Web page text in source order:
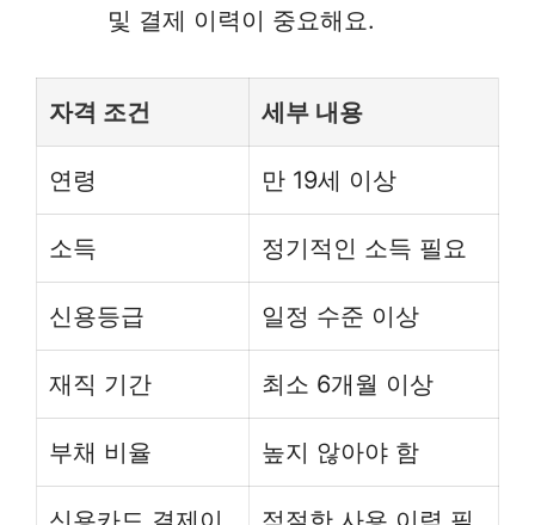
및 결제 이력이 중요해요.
자격 조건 세부 내용
연령 만 19세 이상
소득 정기적인 소득 필요
신용등급 일정 수준 이상
재직 기간 최소 6개월 이상
부채 비율 높지 않아야 함